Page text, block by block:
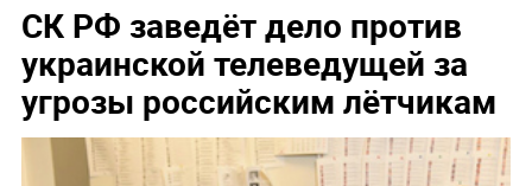
СК РФ заведёт дело против
украинской телеведущей за
угрозы российским лётчикам